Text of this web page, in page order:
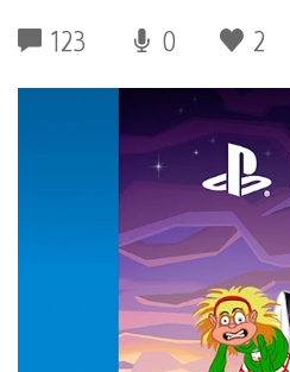
123 0 2